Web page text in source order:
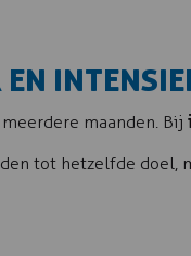
maanden. Bij
tot hetzelfde doel,